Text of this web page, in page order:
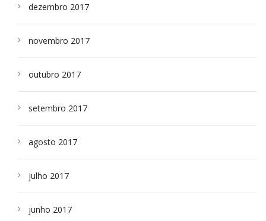
dezembro 2017
novembro 2017
outubro 2017
setembro 2017
agosto 2017
julho 2017
junho 2017